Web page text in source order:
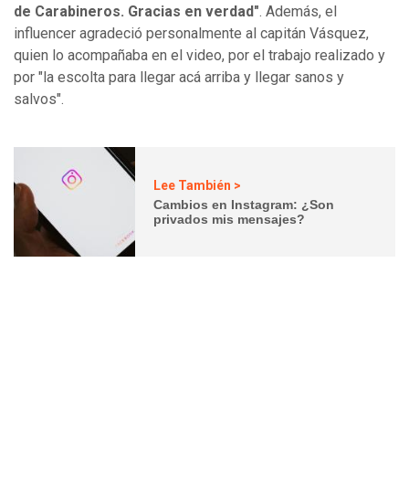
de Carabineros. Gracias en verdad". Además, el
influencer agradeció personalmente al capitán Vásquez,
quien lo acompañaba en el video, por el trabajo realizado y
por "la escolta para llegar acá arriba y llegar sanos y
salvos".
Lee También >
Cambios en Instagram: ¿Son
privados mis mensajes?